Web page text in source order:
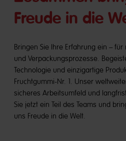
Freude in die
Bringen Sie Ihre Erfahrung ein –
und Verpackungsprozesse.
Technologie und einzigartige
Fruchtgummi-Nr. 1. Unser
sicheres Arbeitsumfeld und
Sie jetzt ein Teil des Teams und
uns Freude in die Welt.